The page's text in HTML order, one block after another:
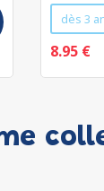
dès 3
8.95 €